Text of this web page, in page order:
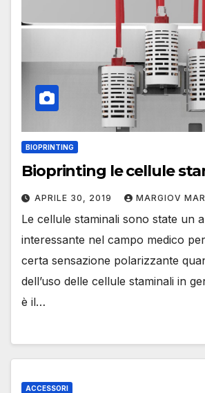
BIOPRINTING
Bioprinting le
APRILE 30, 2019 MARGIOV
Le cellule staminali sono state un
interessante nel campo medico
certa sensazione polarizzante
dell’uso delle cellule staminali in
è il…
ACCESSORI